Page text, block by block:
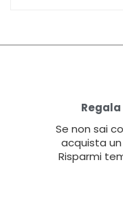
Se non sai
acquista
Risparmi